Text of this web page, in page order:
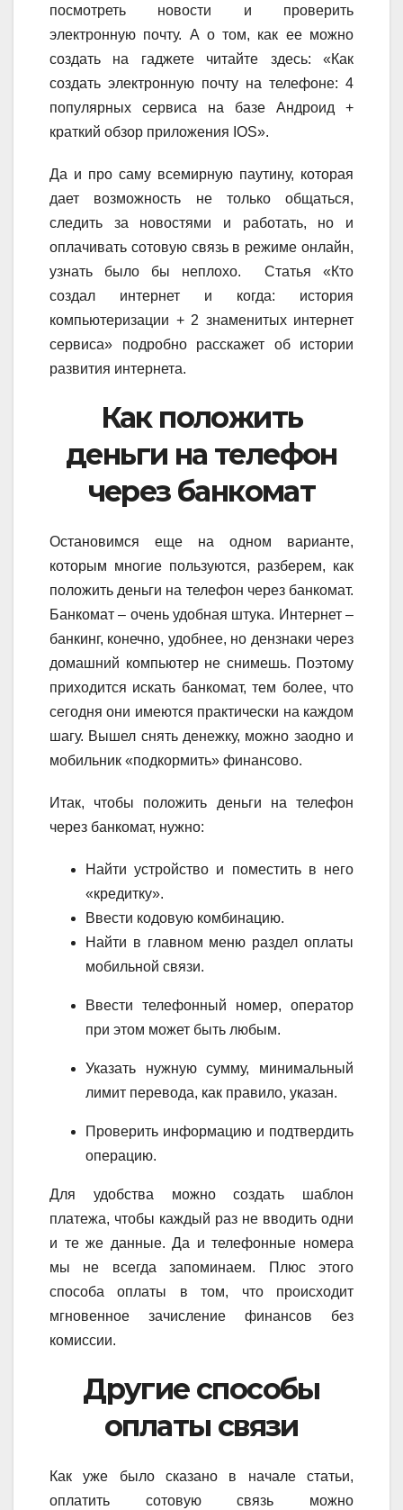
посмотреть новости и проверить
электронную почту. А о том, как ее можно
создать на гаджете читайте здесь: «Как
создать электронную почту на телефоне: 4
популярных сервиса на базе Андроид +
краткий обзор приложения IOS».
Да и про саму всемирную паутину, которая
дает возможность не только общаться,
следить за новостями и работать, но и
оплачивать сотовую связь в режиме онлайн,
узнать было бы неплохо. Статья «Кто
создал интернет и когда: история
компьютеризации + 2 знаменитых интернет
сервиса» подробно расскажет об истории
развития интернета.
Как положить
деньги на телефон
через банкомат
Остановимся еще на одном варианте,
которым многие пользуются, разберем, как
положить деньги на телефон через банкомат.
Банкомат – очень удобная штука. Интернет –
банкинг, конечно, удобнее, но дензнаки через
домашний компьютер не снимешь. Поэтому
приходится искать банкомат, тем более, что
сегодня они имеются практически на каждом
шагу. Вышел снять денежку, можно заодно и
мобильник «подкормить» финансово.
Итак, чтобы положить деньги на телефон
через банкомат, нужно:
Найти устройство и поместить в него
«кредитку».
Ввести кодовую комбинацию.
Найти в главном меню раздел оплаты
мобильной связи.
Ввести телефонный номер, оператор
при этом может быть любым.
Указать нужную сумму, минимальный
лимит перевода, как правило, указан.
Проверить информацию и подтвердить
операцию.
Для удобства можно создать шаблон
платежа, чтобы каждый раз не вводить одни
и те же данные. Да и телефонные номера
мы не всегда запоминаем. Плюс этого
способа оплаты в том, что происходит
мгновенное зачисление финансов без
комиссии.
Другие способы
оплаты связи
Как уже было сказано в начале статьи,
оплатить сотовую связь можно